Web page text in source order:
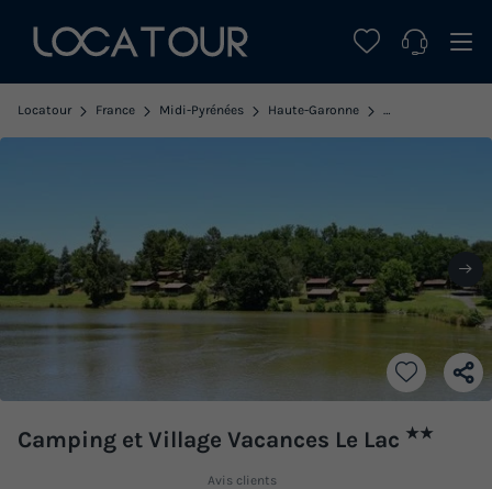
Locatour France Midi-Pyrénées Haute-Garonne Boulogne sur
Camping et Village Vacances Le Lac ★★
Avis clients